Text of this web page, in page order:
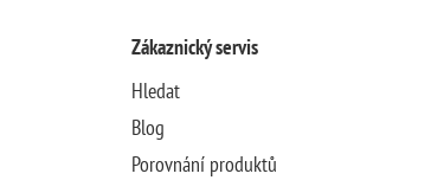
Zákaznický servis
Hledat
Blog
Porovnání produktů